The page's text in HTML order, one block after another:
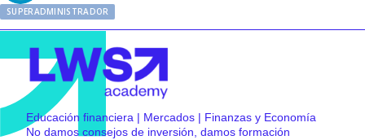
SUPERADMINISTRADOR
Educación financiera | Mercados | Finanzas y Economía
No damos consejos de inversión, damos formación